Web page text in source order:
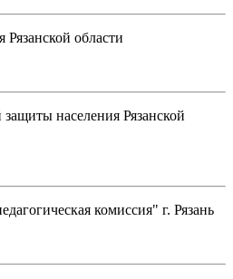
области
населения Рязанской
комиссия" г. Рязань